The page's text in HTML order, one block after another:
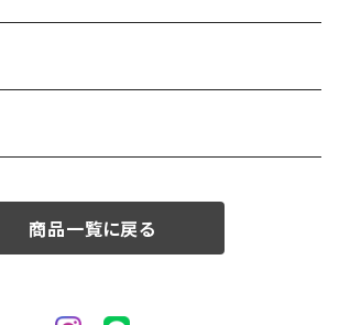
商品一覧に戻る